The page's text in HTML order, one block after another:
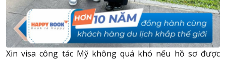
Xin visa công tác Mỹ không quá khó nếu hồ sơ được